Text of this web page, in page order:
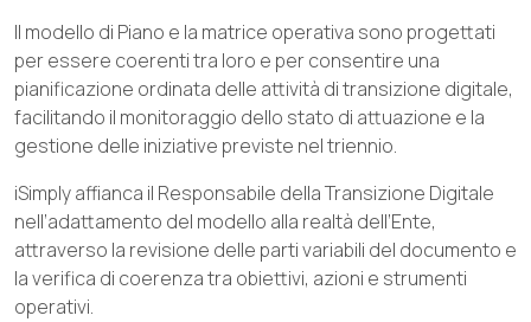
Il modello di Piano e la matrice operativa sono progettati
per essere coerenti tra loro e per consentire una
pianificazione ordinata delle attività di transizione digitale,
facilitando il monitoraggio dello stato di attuazione e la
gestione delle iniziative previste nel triennio.
iSimply affianca il Responsabile della Transizione Digitale
nell’adattamento del modello alla realtà dell’Ente,
attraverso la revisione delle parti variabili del documento e
la verifica di coerenza tra obiettivi, azioni e strumenti
operativi.